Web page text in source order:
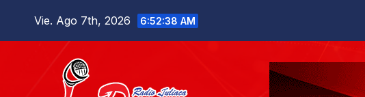
Vie. Ago 7th, 2026 6:52:40 AM